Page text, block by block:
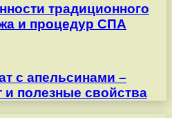
традиционного
и процедур СПА
с апельсинами –
и полезные свойства